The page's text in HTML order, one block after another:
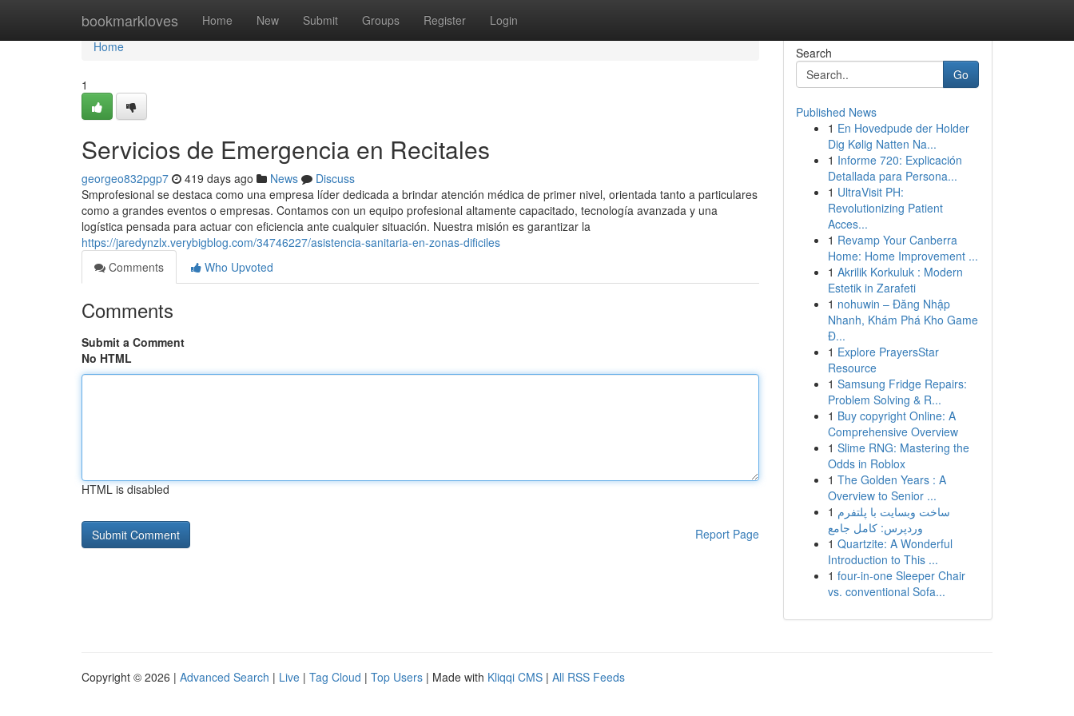
bookmarkloves Home New Submit Groups Register Login
Home
Home
1
Servicios de Emergencia en Recitales
georgeo832pgp7 419 days ago News
Discuss
Smprofesional se destaca como una empresa líder dedicada a brindar atención médica de primer nivel, orientada tanto a particulares
como a grandes eventos o empresas. Contamos con un equipo profesional altamente capacitado, tecnología avanzada y una
logística pensada para actuar con eficiencia ante cualquier situación. Nuestra misión es garantizar la
https://jaredynzlx.verybigblog.com/34746227/asistencia-sanitaria-en-zonas-dificiles
Comments
Who Upvoted
Comments
Submit a Comment
No HTML
HTML is disabled
Report Page
Search
Go
Published News
1 En Hovedpude der Holder
Dig Kølig Natten Na...
1 Informe 720: Explicación
Detallada para Persona...
1 UltraVisit PH:
Revolutionizing Patient
Acces...
1 Revamp Your Canberra
Home: Home Improvement ...
1 Akrilik Korkuluk : Modern
Estetik in Zarafeti
1 nohuwin – Đăng Nhập
Nhanh, Khám Phá Kho Game
Đ...
1 Explore PrayersStar
Resource
1 Samsung Fridge Repairs:
Problem Solving & R...
1 Buy copyright Online: A
Comprehensive Overview
1 Slime RNG: Mastering the
Odds in Roblox
1 The Golden Years : A
Overview to Senior ...
1 ساخت وبسایت با پلتفرم
وردپرس: کامل جامع
1 Quartzite: A Wonderful
Introduction to This ...
1 four-in-one Sleeper Chair
vs. conventional Sofa...
Copyright © 2026 | Advanced Search | Live | Tag Cloud | Top Users | Made with Kliqqi CMS | All RSS Feeds